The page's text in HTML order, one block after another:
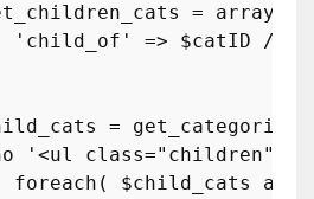
= array
'child_of'
=> $catID
//
= get_categories
'<ul class="children">'
foreach ( $child_cats as